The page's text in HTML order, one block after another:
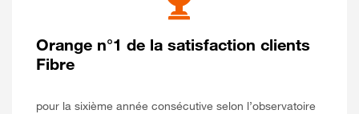
Orange n°1 de la satisfaction clients
Fibre
pour la sixième année consécutive selon l’observatoire